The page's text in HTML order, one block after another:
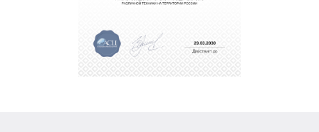
обеспечат доставку устройств в сервис в
За годы своей деятельности мы получали только
положительные отзывы и обрели отличную
стараемся каждый день делать наш сервис еще